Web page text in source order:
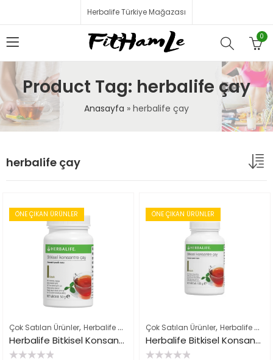
Herbalife Türkiye Mağazası
0
Product Tag: herbalife çay
Anasayfa » herbalife çay
herbalife çay
ÖNE ÇIKAN ÜRÜNLER
Çok Satılan Ürünler, Herbalife Çayları ve İçeçekler ,Herbalife Ürün Listesi
Herbalife Bitkisel Konsantre Çay 51gr Klasik
ÖNE ÇIKAN ÜRÜNLER
Çok Satılan Ürünler, Herbalife Çayları ve İçeçekler
Herbalife Bitkisel Konsantre Çay Klasik 102gr